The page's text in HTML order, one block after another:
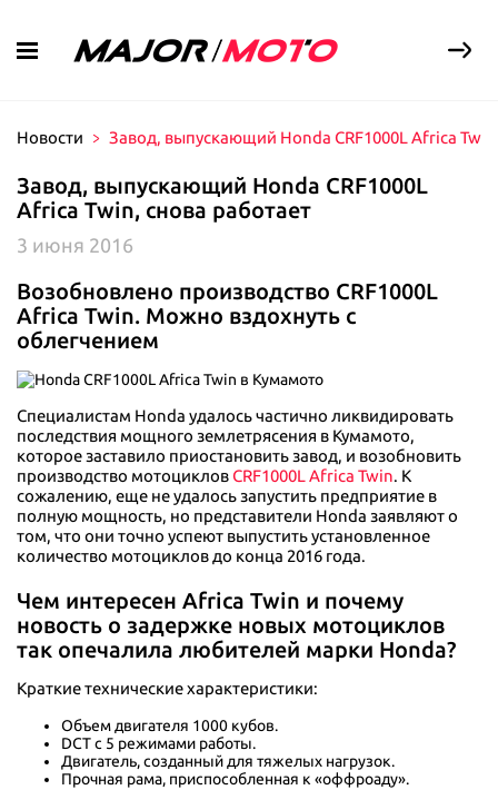
Мототехника в продаже
Новая мототехника
С пробегом
Услуги
Выкуп мототехники
Доставка
Major Finance
Страхование
Новая бонусная программа
Мотоэкипировка и дополнительное
Сервис
Ремонт
Уникальный сервис
Запчасти
Новости
Акции
Вопрос-ответ
Экипировка
Контакты
Мотосалоны Новая Рига
Новорижское ш., 8 км. от МКАД
+7 (495) 846-75-10
Новости Завод, выпускающий Honda CRF1000L Africa
Завод, выпускающий Honda CRF1000L
Africa Twin, снова работает
3 июня 2016
Возобновлено производство CRF1000L
Africa Twin. Можно вздохнуть с
облегчением
Специалистам Honda удалось частично ликвидировать
последствия мощного землетрясения в Кумамото,
которое заставило приостановить завод, и возобновить
производство мотоциклов CRF1000L Africa Twin. К
сожалению, еще не удалось запустить предприятие в
полную мощность, но представители Honda заявляют о
том, что они точно успеют выпустить установленное
количество мотоциклов до конца 2016 года.
Чем интересен Africa Twin и почему
новость о задержке новых мотоциклов
так опечалила любителей марки Honda?
Краткие технические характеристики:
Объем двигателя 1000 кубов.
DCT с 5 режимами работы.
Двигатель, созданный для тяжелых нагрузок.
Прочная рама, приспособленная к «оффроаду».